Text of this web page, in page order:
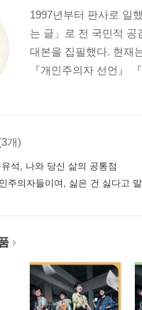
것이다
기 싫은 게 뭘까? 다양하겠
지옥
1997년부터 판사로 일
는 글」로 전 국민적
대본을 집필했다. 현재
『개인주의자 선언』
개)
석, 나와 당신 삶의 공통점
주의자들이여, 싫은 건 싫다고